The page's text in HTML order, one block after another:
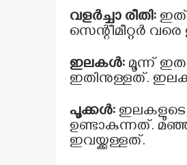
വളർച്ചാ രീതി: ഇത്
സെന്റീമീറ്റർ
ഇലകൾ: മൂന്ന്
ഇതിനുള്ളത്.
പൂക്കൾ: ഇലകളുടെ
ഉണ്ടാകുന്നത്.
ഇവയ്ക്കുള്ളത്.